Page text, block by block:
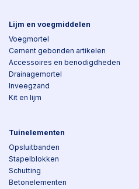
Lijm en voegmiddelen
Voegmortel
Cement gebonden artikelen
Accessoires en benodigdheden
Drainagemortel
Inveegzand
Kit en lijm
Tuinelementen
Opsluitbanden
Stapelblokken
Schutting
Betonelementen